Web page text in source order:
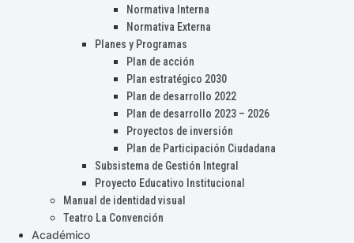
Normativa Interna
Normativa Externa
Planes y Programas
Plan de acción
Plan estratégico 2030
Plan de desarrollo 2022
Plan de desarrollo 2023 – 2026
Proyectos de inversión
Plan de Participación Ciudadana
Subsistema de Gestión Integral
Proyecto Educativo Institucional
Manual de identidad visual
Teatro La Convención
Académico